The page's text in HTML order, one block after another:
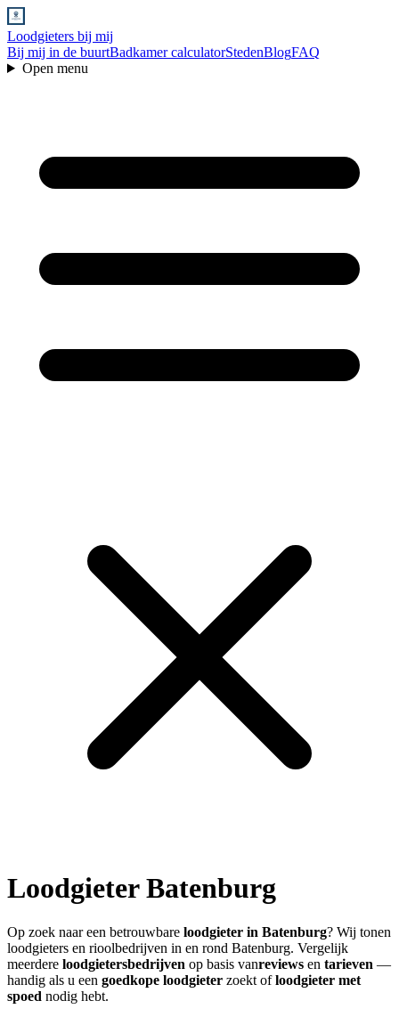
Loodgieters bij mij
Bij mij in de buurtBadkamer calculatorStedenBlogFAQ
Open menu
LoodgieterBatenburg
Op zoek naar een betrouwbare loodgieter in Batenburg? Wij tonen
loodgieters en rioolbedrijven in en rond Batenburg. Vergelijk
meerdere loodgietersbedrijven op basis vanreviews en tarieven —
handig als u een goedkope loodgieter zoekt ofloodgieter met
spoed nodig hebt.